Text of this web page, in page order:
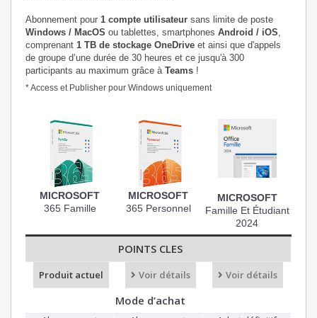
Abonnement pour 1 compte utilisateur sans limite de poste
Windows / MacOS ou tablettes, smartphones Android / iOS
comprenant 1 TB de stockage OneDrive et ainsi que d'appels
de groupe d’une durée de 30 heures et ce jusqu'à 300
participants au maximum grâce à Teams !
* Access et Publisher pour Windows uniquement
MICROSOFT
365 Famille
MICROSOFT
365 Personnel
MICROSOFT
Famille Et Étudiant
2024
POINTS CLES
Produit actuel Voir détails Voir détails
Mode d’achat